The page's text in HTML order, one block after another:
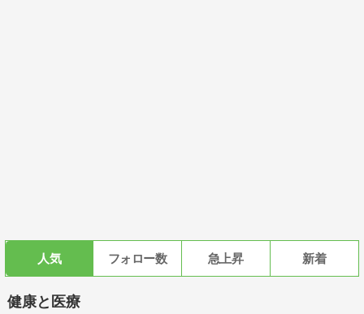
人気 フォロー数 急上昇 新着
健康と医療